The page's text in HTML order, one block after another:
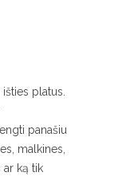
platus.
panašiu
malkines,
ar ką tik